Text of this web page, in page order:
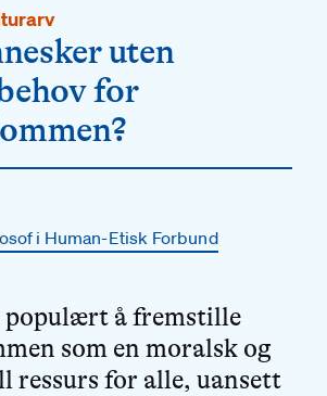
uten
for
i Human-Etisk Forbund
å fremstille
som en moralsk og
ressurs for alle, uansett